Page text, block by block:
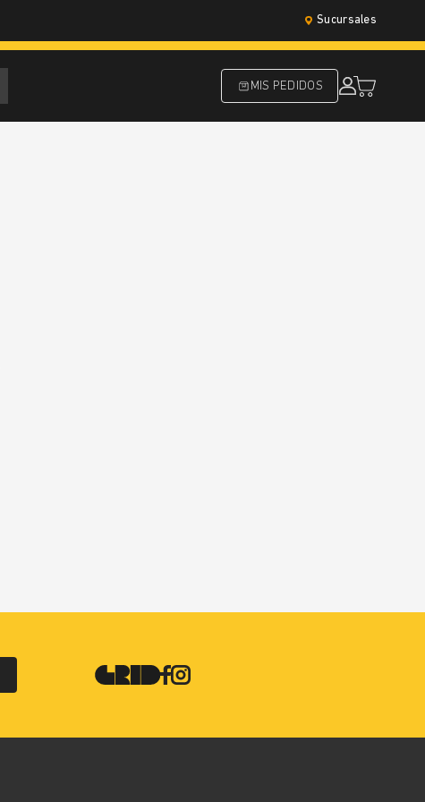
Sucursales
MIS PEDIDOS